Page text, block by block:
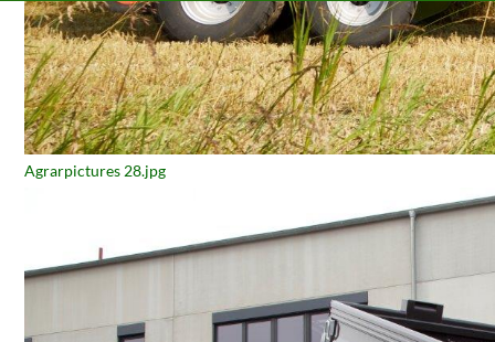
Agrarpictures 28.jpg